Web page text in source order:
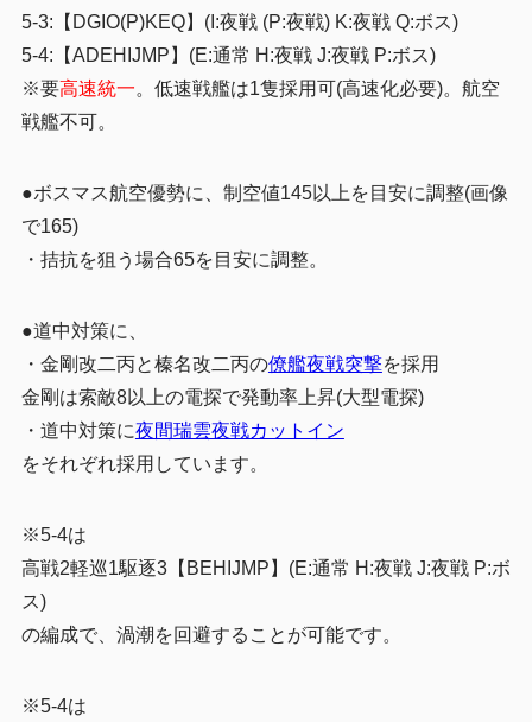
5-3:【DGIO(P)KEQ】(I:夜戦 (P:夜戦) K:夜戦 Q:ボス)
5-4:【ADEHIJMP】(E:通常 H:夜戦 J:夜戦 P:ボス)
※要高速統一。低速戦艦は1隻採用可(高速化必要)。航空
戦艦不可。
●ボスマス航空優勢に、制空値145以上を目安に調整(画像
で165)
・ 拮抗を狙う場合65を目安に調整。
●道中対策に、
・金剛改二丙と榛名改二丙の僚艦夜戦突撃を採用
金剛は索敵8以上の電探で発動率上昇(大型電探)
・道中対策に夜間瑞雲夜戦カットイン
をそれぞれ採用しています。
※5-4は
高戦2軽巡1駆逐3【BEHIJMP】(E:通常 H:夜戦 J:夜戦 P:ボ
ス)
の編成で、渦潮を回避することが可能です。
※5-4は